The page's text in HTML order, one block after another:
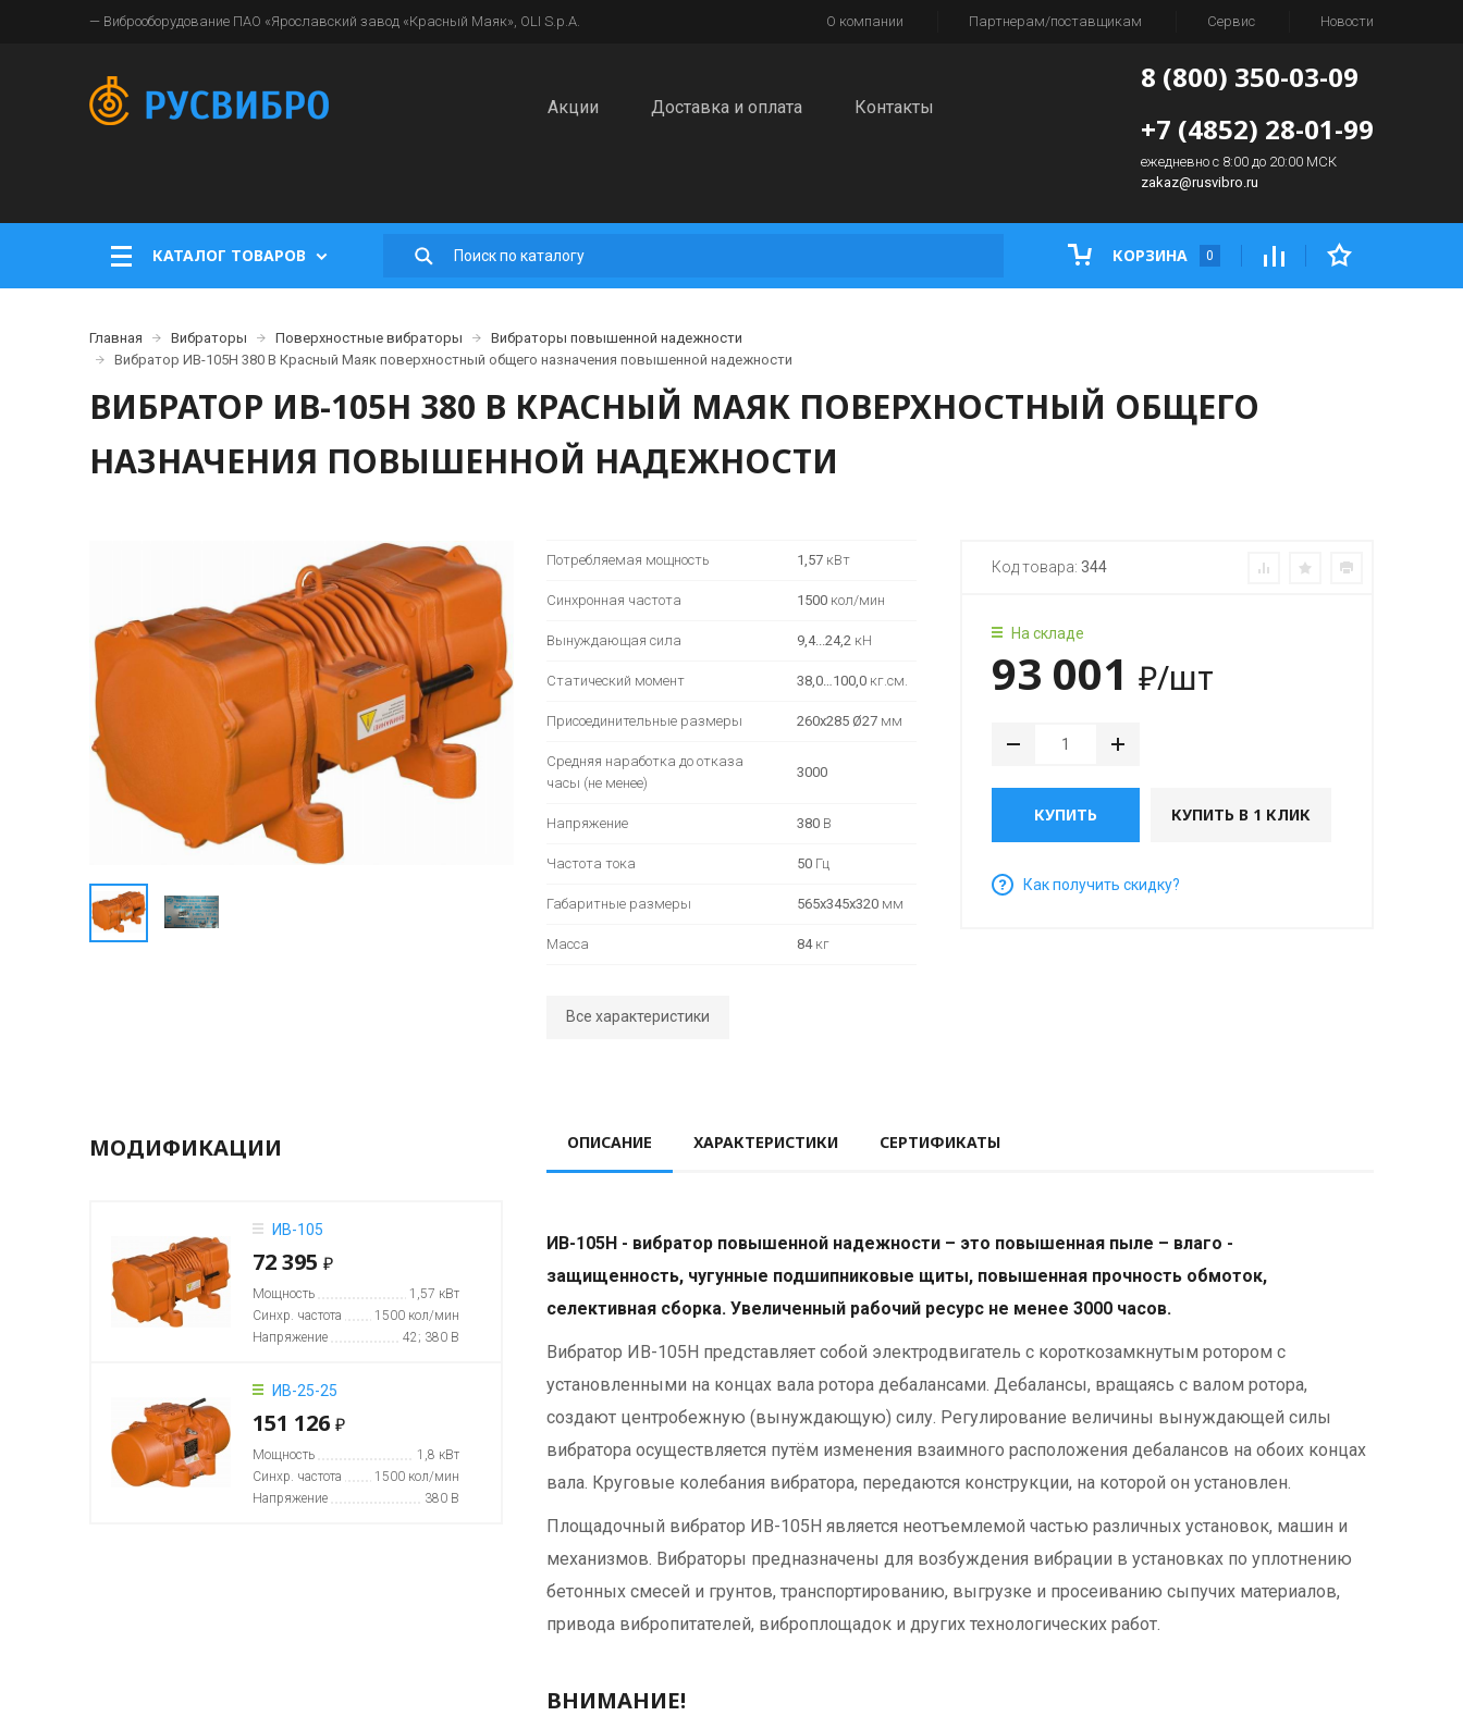
— Виброоборудование ПАО «Ярославский завод «Красный Маяк», OLI S.p.A. О компании Партнерам/поставщикам Сервис Новости
8 (800) 350-03-09
+7 (4852) 28-01-99
ежедневно с 8:00 до 20:00 МСК
zakaz@rusvibro.ru
Акции Доставка и оплата Контакты
КОРЗИНА 0
КАТАЛОГ ТОВАРОВ
Главная Вибраторы Поверхностные вибраторы
Вибраторы повышенной надежности
Вибратор ИВ-105Н 380 В Красный Маяк поверхностный общего назначения повышенной надежности
ВИБРАТОР ИВ-105Н 380 В КРАСНЫЙ МАЯК ПОВЕРХНОСТНЫЙ ОБЩЕГО
НАЗНАЧЕНИЯ ПОВЫШЕННОЙ НАДЕЖНОСТИ
Потребляемая мощность 1,57 кВт
Синхронная частота 1500 кол/мин
Вынуждающая сила 9,4...24,2 кН
Статический момент 38,0…100,0 кг.см.
Присоединительные размеры 260х285 Ø27 мм
Средняя наработка до отказа
часы (не менее)
3000
Напряжение 380 В
Частота тока 50 Гц
Габаритные размеры 565х345х320 мм
Масса 84 кг
Все характеристики
Код товара: 344
На складе
93 001 ₽/шт
КУПИТЬ КУПИТЬ В 1 КЛИК
Как получить скидку?
МОДИФИКАЦИИ
ИВ-105
72 395 ₽
Мощность
1,57 кВт
Синхр. частота
1500 кол/мин
Напряжение
42; 380 В
ИВ-25-25
151 126 ₽
Мощность
1,8 кВт
Синхр. частота
1500 кол/мин
Напряжение
380 В
ОПИСАНИЕ ХАРАКТЕРИСТИКИ СЕРТИФИКАТЫ
ИВ-105Н - вибратор повышенной надежности – это повышенная пыле – влаго -
защищенность, чугунные подшипниковые щиты, повышенная прочность обмоток,
селективная сборка. Увеличенный рабочий ресурс не менее 3000 часов.
Вибратор ИВ-105Н представляет собой электродвигатель с короткозамкнутым ротором с
установленными на концах вала ротора дебалансами. Дебалансы, вращаясь с валом ротора,
создают центробежную (вынуждающую) силу. Регулирование величины вынуждающей силы
вибратора осуществляется путём изменения взаимного расположения дебалансов на обоих концах
вала. Круговые колебания вибратора, передаются конструкции, на которой он установлен.
Площадочный вибратор ИВ-105Н является неотъемлемой частью различных установок, машин и
механизмов. Вибраторы предназначены для возбуждения вибрации в установках по уплотнению
бетонных смесей и грунтов, транспортированию, выгрузке и просеиванию сыпучих материалов,
привода вибропитателей, виброплощадок и других технологических работ.
ВНИМАНИЕ!